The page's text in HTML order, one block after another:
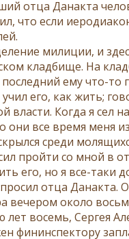
отца Данакта
что если
милиции, и
кладбище. На
ему что-
его, как жить;
власти. Когда я сел
все время меня
среди
пройти со мной в
его, но я все-таки
отца Данакта.
вечером около
лет восемь, Сергея